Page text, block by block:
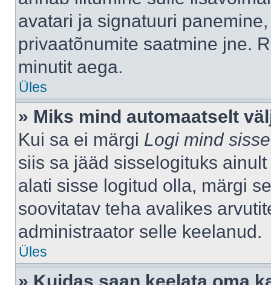
avatari ja signatuuri
privaatõnumite saatmine jne.
minutit aega.
Üles
» Miks mind automaatselt
Kui sa ei märgi Logi mind
siis sa jääd sisselogituks
alati sisse logitud olla, märgi
soovitatav teha avalikes
administraator selle keelanud.
Üles